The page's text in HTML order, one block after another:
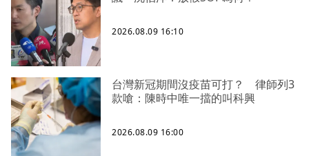
2026.08.09 16:10
台灣新冠期間沒疫苗可打？ 律師列3
款嗆：陳時中唯一擋的叫科興
2026.08.09 16:00